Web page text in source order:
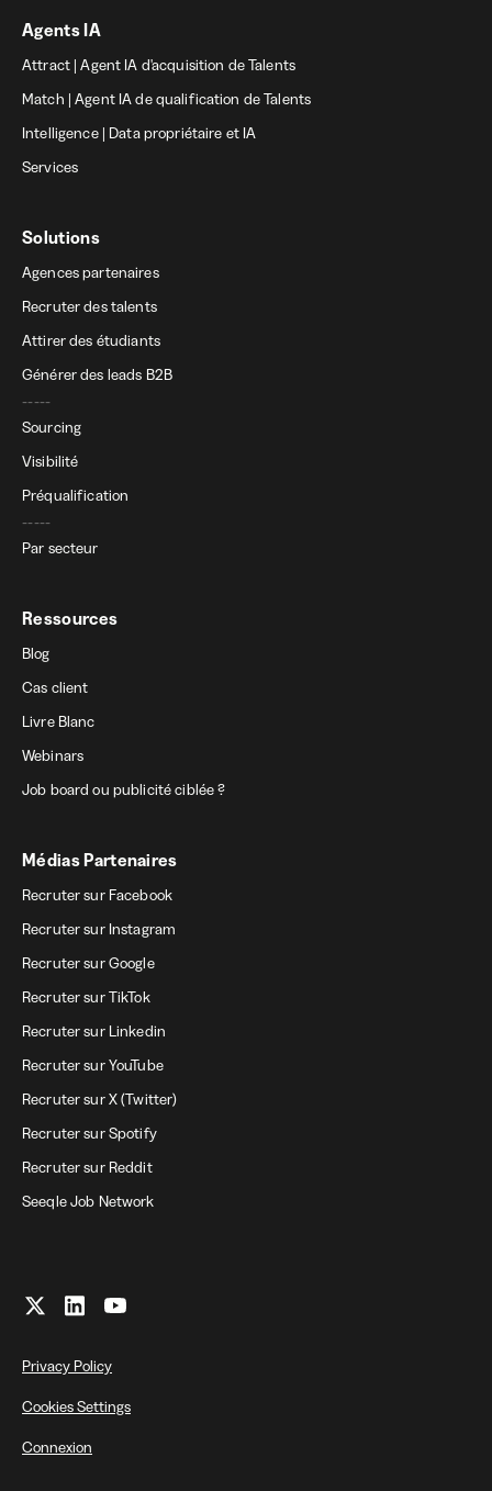
Agents IA
Attract | Agent IA d'acquisition de Talents
Match | Agent IA de qualification de Talents
Intelligence | Data propriétaire et IA
Services
Solutions
Agences partenaires
Recruter des talents
Attirer des étudiants
Générer des leads B2B
-----
Sourcing
Visibilité
Préqualification
-----
Par secteur
Ressources
Blog
Cas client
Livre Blanc
Webinars
Job board ou publicité ciblée ?
Médias Partenaires
Recruter sur Facebook
Recruter sur Instagram
Recruter sur Google
Recruter sur TikTok
Recruter sur Linkedin
Recruter sur YouTube
Recruter sur X (Twitter)
Recruter sur Spotify
Recruter sur Reddit
Seeqle Job Network
Privacy Policy
Cookies Settings
Connexion